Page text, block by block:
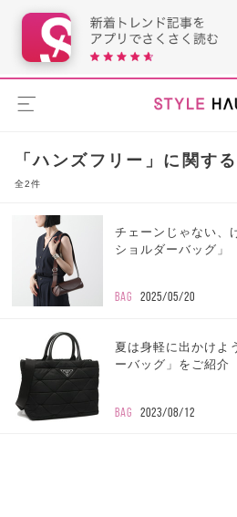
「ハンズフリー」に関す
全2件
チェーンじゃない、
ショルダーバッグ」
BAG 2025/05/20
夏は身軽に出かけよ
ーバッグ」をご紹介
BAG 2023/08/12